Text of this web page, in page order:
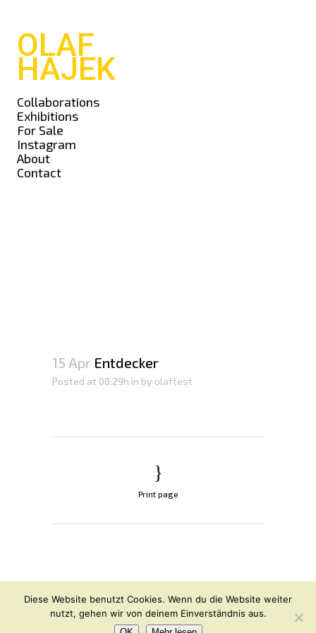
OLAF
HAJEK
Collaborations
Exhibitions
For Sale
Instagram
About
Contact
15 Apr Entdecker
Posted at 08:29h in by olaftest
Print page
© OLAF HAJEK 2026
Instagram Facebook Impressum / Datenschutz
Diese Website benutzt Cookies. Wenn du die Website weiter
nutzt, gehen wir von deinem Einverständnis aus.